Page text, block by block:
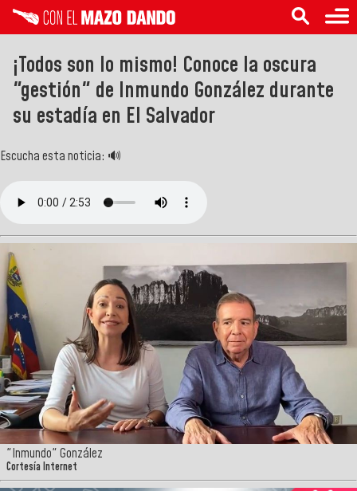
¡Todos son lo mismo! Conoce la oscura
"gestión" de Inmundo González durante
su estadía en El Salvador
Escucha esta noticia: 🔊
"Inmundo" González
Cortesía Internet